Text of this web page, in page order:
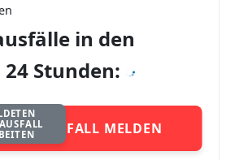
in den
Stunden:
MELDEN